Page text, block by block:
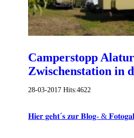
Camperstopp
Zwischenstation in
28-03-2017 Hits:4622
𝐇𝐢𝐞𝐫 𝐠𝐞𝐡𝐭´𝐬 𝐳𝐮𝐫 𝐁𝐥𝐨𝐠- &